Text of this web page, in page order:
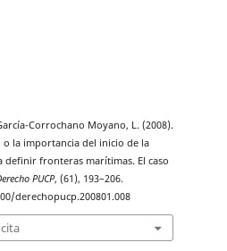
Corrochano Moyano, L. (2008).
o la importancia del inicio de la
fronteras marítimas. El caso
PUCP, (61), 193–206.
derechopucp.200801.008